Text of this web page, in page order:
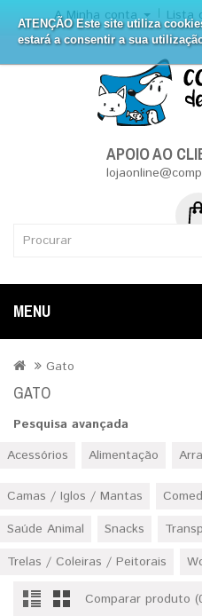
ATENÇÃO Este site utiliza
estará a consentir a sua
A Minha conta Lista
APOIO AO
MENU
Gato
GATO
Pesquisa avançada
Acessórios
Alimentação
Camas / Iglos / Mantas
Saúde Animal
Snacks
Trelas / Coleiras / Peitorais
Comparar produto